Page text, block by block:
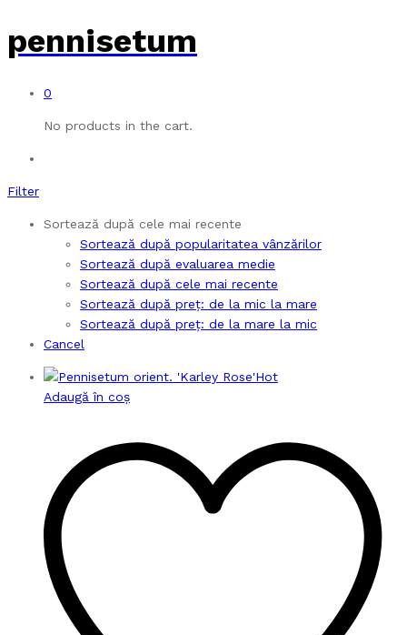
pennisetum
0
No products in the cart.
Filter
Sortează după cele mai recente
Sortează după popularitatea vânzărilor
Sortează după evaluarea medie
Sortează după cele mai recente
Sortează după preț: de la mic la mare
Sortează după preț: de la mare la mic
Cancel
Hot
Adaugă în coș